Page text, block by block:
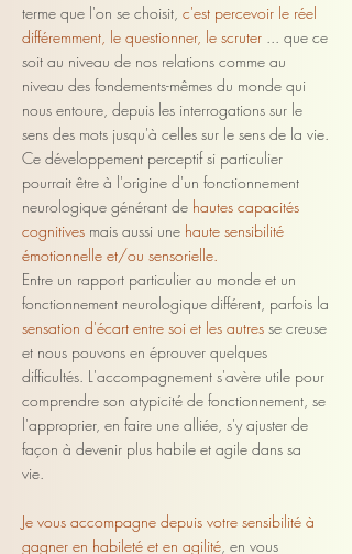
terme que l'on se choisit, c'est percevoir le réel
différemment, le questionner, le scruter ... que ce
soit au niveau de nos relations comme au
niveau des fondements-mêmes du monde qui
nous entoure, depuis les interrogations sur le
sens des mots jusqu'à celles sur le sens de la vie.
Ce développement perceptif si particulier
pourrait être à l'origine d'un fonctionnement
neurologique générant de hautes capacités
cognitives mais aussi une haute sensibilité
émotionnelle et/ou sensorielle.
Entre un rapport particulier au monde et un
fonctionnement neurologique différent, parfois la
sensation d'écart entre soi et les autres se creuse
et nous pouvons en éprouver quelques
difficultés. L'accompagnement s'avère utile pour
comprendre son atypicité de fonctionnement, se
l'approprier, en faire une alliée, s'y ajuster de
façon à devenir plus habile et agile dans sa
vie.
Je vous accompagne depuis votre sensibilité à
gagner en habileté et en agilité , en vous